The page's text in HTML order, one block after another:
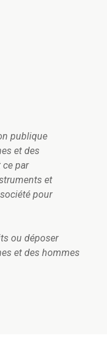
publique
et des
par
et
pour
ou déposer
et des hommes